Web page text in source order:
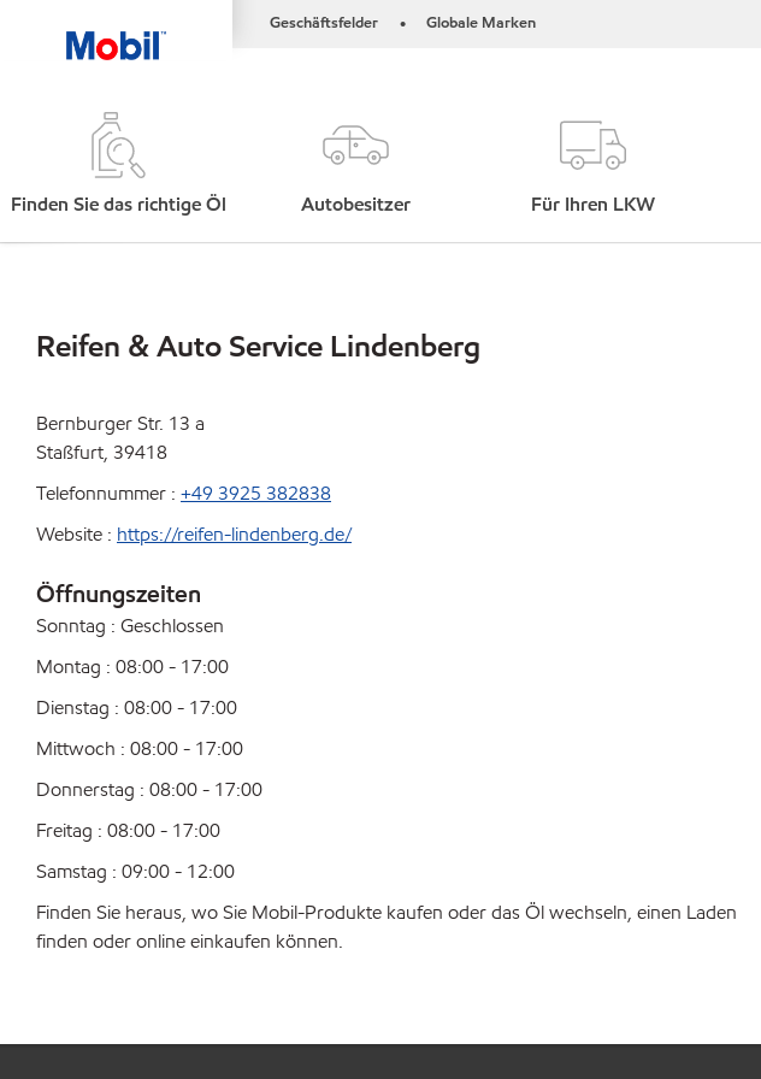
Geschäftsfelder • Globale Marken
Finden Sie das richtige Öl Autobesitzer Für Ihren LKW
Reifen & Auto Service Lindenberg
Bernburger Str. 13 a
Staßfurt, 39418
Telefonnummer : +49 3925 382838
Website : https://reifen-lindenberg.de/
Öffnungszeiten
Sonntag : Geschlossen
Montag : 08:00 - 17:00
Dienstag : 08:00 - 17:00
Mittwoch : 08:00 - 17:00
Donnerstag : 08:00 - 17:00
Freitag : 08:00 - 17:00
Samstag : 09:00 - 12:00
Finden Sie heraus, wo Sie Mobil-Produkte kaufen oder das Öl wechseln, einen Laden
finden oder online einkaufen können.